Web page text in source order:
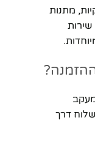
מתנות
שירות
דרך